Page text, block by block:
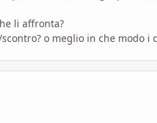
li affronta?
o meglio in che modo